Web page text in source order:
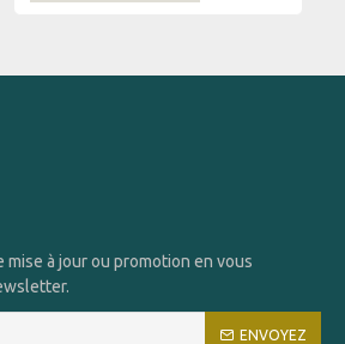
mise à jour ou promotion en vous
ENVOYEZ